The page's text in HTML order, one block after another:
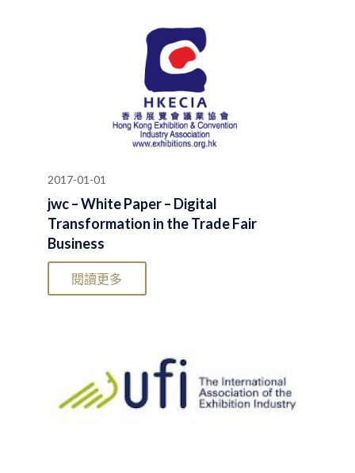
2017-01-01
jwc – White Paper – Digital
Transformation in the Trade Fair
Business
閱讀更多